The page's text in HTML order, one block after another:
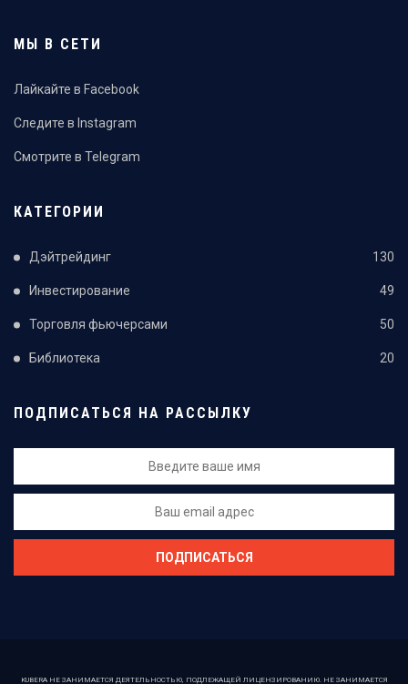
МЫ В СЕТИ
Лайкайте в Facebook
Следите в Instagram
Смотрите в Telegram
КАТЕГОРИИ
Дэйтрейдинг 130
Инвестирование 49
Торговля фьючерсами 50
Библиотека 20
ПОДПИСАТЬСЯ НА РАССЫЛКУ
KUBERA НЕ ЗАНИМАЕТСЯ ДЕЯТЕЛЬНОСТЬЮ, ПОДЛЕЖАЩЕЙ ЛИЦЕНЗИРОВАНИЮ. НЕ ЗАНИМАЕТСЯ